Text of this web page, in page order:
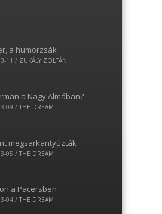
a humorzsák
11 / ZUKÁLY ZOLTÁN
a Nagy Almában?
09 /THE DREAM
megsarkantyúzták
05 /THE DREAM
a Pacersben
04 /THE DREAM